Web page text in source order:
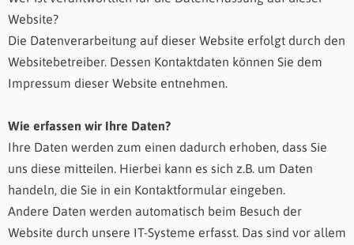
Website?
Die Datenverarbeitung auf dieser Website erfolgt durch den
Websitebetreiber. Dessen Kontaktdaten können Sie dem
Impressum dieser Website entnehmen.
Wie erfassen wir Ihre Daten?
Ihre Daten werden zum einen dadurch erhoben, dass Sie
uns diese mitteilen. Hierbei kann es sich z.B. um Daten
handeln, die Sie in ein Kontaktformular eingeben.
Andere Daten werden automatisch beim Besuch der
Website durch unsere IT-Systeme erfasst. Das sind vor allem